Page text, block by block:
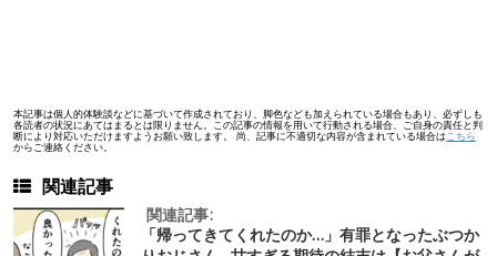
本記事は個人的体験談などに基づいて作成されており、脚色なども加えられている場合もあり、必ずしも
各読者の状況にあてはまるとは限りません。この記事の情報を用いて行動される場合、ご自身の責任と判
断により対応いただけますようお願い致します。 尚、記事に不適切な内容が含まれている場合は こちら
からご連絡ください。
関連記事
関連記事:
「帰ってきてくれたのか…」有罪となったぶつか